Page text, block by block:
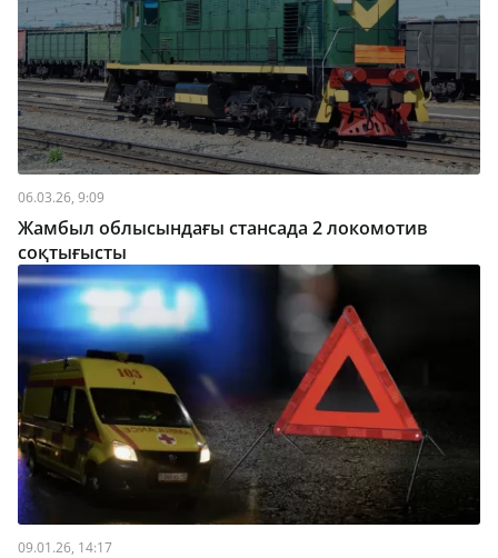
06.03.26, 9:09
Жамбыл облысындағы стансада 2 локомотив
соқтығысты
09.01.26, 14:17